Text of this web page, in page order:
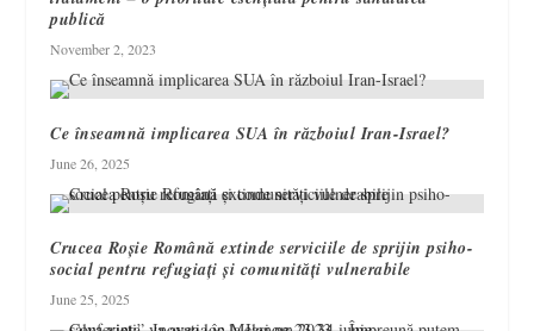
publică
November 2, 2023
Ce înseamnă implicarea SUA în războiul Iran-Israel?
June 26, 2025
Crucea Roșie Română extinde serviciile de sprijin psiho-
social pentru refugiați și comunități vulnerabile
June 25, 2025